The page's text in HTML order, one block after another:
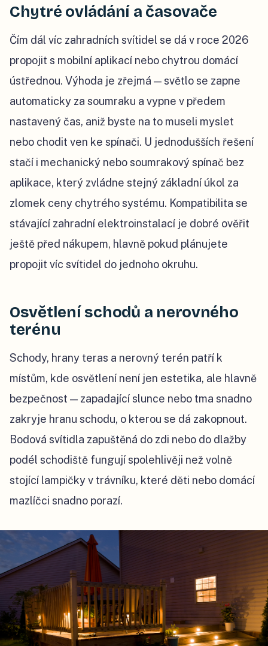
Chytré ovládání a časovače
Čím dál víc zahradních svítidel se dá v roce 2026
propojit s mobilní aplikací nebo chytrou domácí
ústřednou. Výhoda je zřejmá — světlo se zapne
automaticky za soumraku a vypne v předem
nastavený čas, aniž byste na to museli myslet
nebo chodit ven ke spínači. U jednodušších řešení
stačí i mechanický nebo soumrakový spínač bez
aplikace, který zvládne stejný základní úkol za
zlomek ceny chytrého systému. Kompatibilita se
stávající zahradní elektroinstalací je dobré ověřit
ještě před nákupem, hlavně pokud plánujete
propojit víc svítidel do jednoho okruhu.
Osvětlení schodů a nerovného
terénu
Schody, hrany teras a nerovný terén patří k
místům, kde osvětlení není jen estetika, ale hlavně
bezpečnost — zapadající slunce nebo tma snadno
zakryje hranu schodu, o kterou se dá zakopnout.
Bodová svítidla zapuštěná do zdi nebo do dlažby
podél schodiště fungují spolehlivěji než volně
stojící lampičky v trávníku, které děti nebo domácí
mazlíčci snadno porazí.